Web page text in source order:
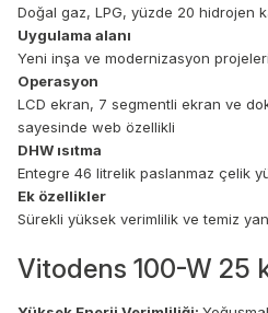
Doğal gaz, LPG, yüzde 20 hidrojen
Uygulama alanı
Yeni inşa ve modernizasyon
Operasyon
LCD ekran, 7 segmentli ekran ve
sayesinde web özellikli
DHW ısıtma
Entegre 46 litrelik paslanmaz çelik
Ek özellikler
Sürekli yüksek verimlilik ve temiz
Vitodens 100-W 25